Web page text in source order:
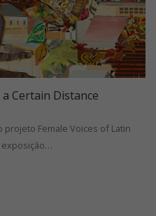
Certain Distance
projeto Female Voices of Latin
exposição…